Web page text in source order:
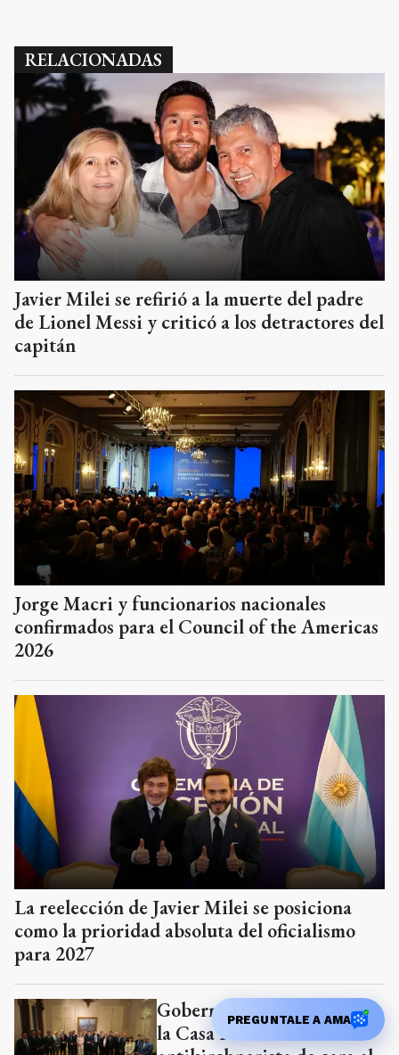
RELACIONADAS
Javier Milei se refirió a la muerte del padre
de Lionel Messi y criticó a los detractores del
capitán
Jorge Macri y funcionarios nacionales
confirmados para el Council of the Americas
2026
La reelección de Javier Milei se posiciona
como la prioridad absoluta del oficialismo
para 2027
Gobernadores proponen a
la Casa Rosada una mesa
PREGUNTALE A AMA